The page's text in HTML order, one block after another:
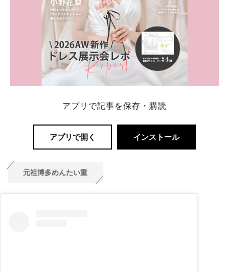
アプリで記事を保存・購読
アプリで開く インストール
元祖博多めんたい重